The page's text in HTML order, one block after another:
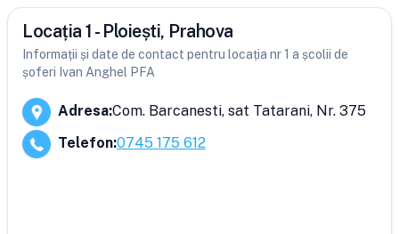
Locația 1 - Ploiești, Prahova
Informații și date de contact pentru locația nr 1 a școlii de
șoferi Ivan Anghel PFA
Adresa:Com. Barcanesti, sat Tatarani, Nr. 375
Telefon:0745 175 612